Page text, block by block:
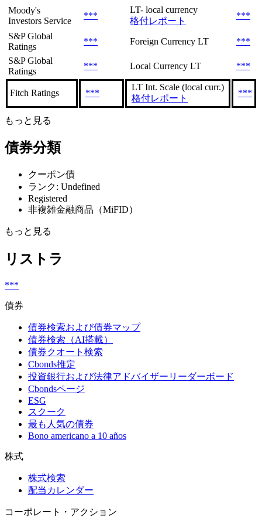
Moody's
Investors Service
***
LT- local currency
格付レポート
***
S&P Global
Ratings
*** Foreign Currency LT
***
S&P Global
Ratings
*** Local Currency LT ***
Fitch Ratings ***
LT Int. Scale (local curr.)
格付レポート
***
もっと見る
債券分類
クーポン債
ランク: Undefined
Registered
非複雑金融商品（MiFID）
もっと見る
リストラ
***
債券
債券検索および債券マップ
債券検索（AI搭載）
債券クオート検索
Cbonds推定
投資銀行および法律アドバイザーリーダーボード
Cbondsページ
ESG
スクーク
最も人気の債券
Bono americano a 10 años
株式
株式検索
配当カレンダー
コーポレート・アクション